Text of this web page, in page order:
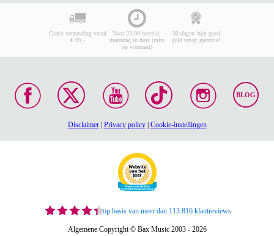
Gratis verzending vanaf
€ 99,-
Voor 23:00 besteld,
maandag in huis (mits
op voorraad)
30 dagen 'niet goed
geld terug' garantie!
BLOG
Disclaimer| Privacy policy| Cookie-instellingen
op basis van meer dan 113.816 klantreviews
Algemene Copyright © Bax Music 2003 - 2026